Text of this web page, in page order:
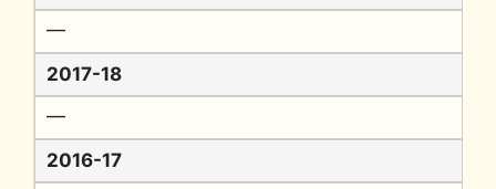
━
2017-18
━
2016-17